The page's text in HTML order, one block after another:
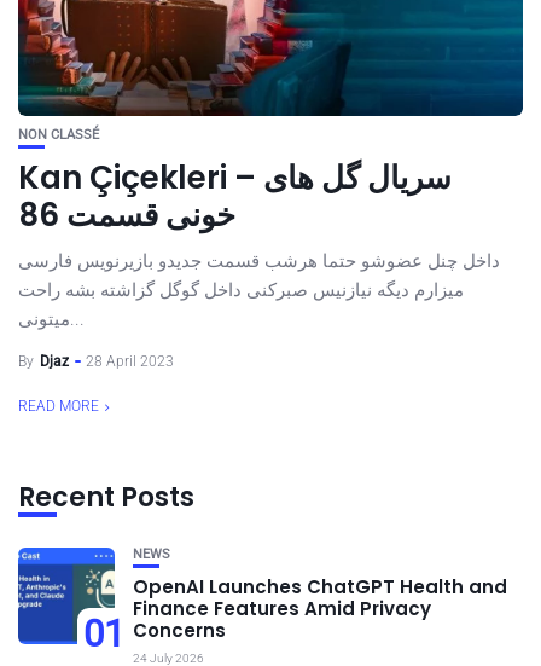
NON CLASSÉ
Kan Çiçekleri – سریال گل های
خونی قسمت 86
داخل چنل عضوشو حتما هرشب قسمت جدیدو بازیرنویس فارسی
میزارم دیگه نیازنیس صبرکنی داخل گوگل گزاشته بشه راحت
میتونی...
By Djaz 28 April 2023
READ MORE
Recent Posts
01
NEWS
OpenAI Launches ChatGPT Health and
Finance Features Amid Privacy
Concerns
24 July 2026